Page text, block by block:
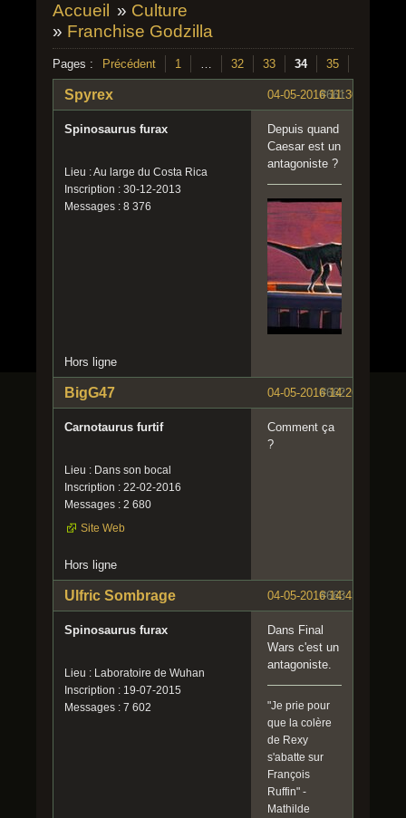
Accueil » Culture
» Franchise Godzilla
Pages : Précédent 1 … 32 33 34 35
#661
04-05-2016 11:30:33
Spyrex
Spinosaurus furax
Lieu : Au large du Costa Rica
Inscription : 30-12-2013
Messages : 8 376
Depuis quand
Caesar est un
antagoniste ?
Hors ligne
#662
04-05-2016 14:26:29
BigG47
Carnotaurus furtif
Lieu : Dans son bocal
Inscription : 22-02-2016
Messages : 2 680
Site Web
Comment ça
?
Hors ligne
#663
04-05-2016 14:43:49
Ulfric Sombrage
Spinosaurus furax
Lieu : Laboratoire de Wuhan
Inscription : 19-07-2015
Messages : 7 602
Dans Final
Wars c'est un
antagoniste.
"Je prie pour
que la colère
de Rexy
s'abatte sur
François
Ruffin" -
Mathilde